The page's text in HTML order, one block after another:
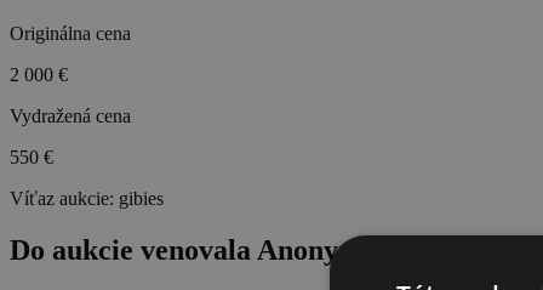
Originálna cena
2 000 €
Vydražená cena
550 €
Víťaz aukcie: gibies
Do aukcie venovala Anonymná darkyňa